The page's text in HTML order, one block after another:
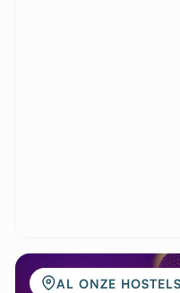
AL ONZE HOSTELS